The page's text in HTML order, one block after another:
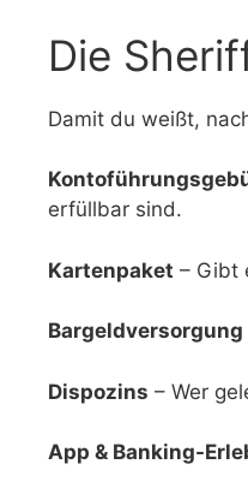
Die
Damit du weißt,
erfüllbar sind.
Kartenpaket – Gibt
Bargeldversorgung
Dispozins – Wer
App & Banking-